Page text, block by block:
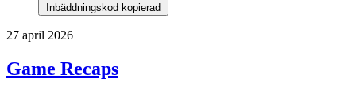
Inbäddningskod kopierad
27 april 2026
Game Recaps